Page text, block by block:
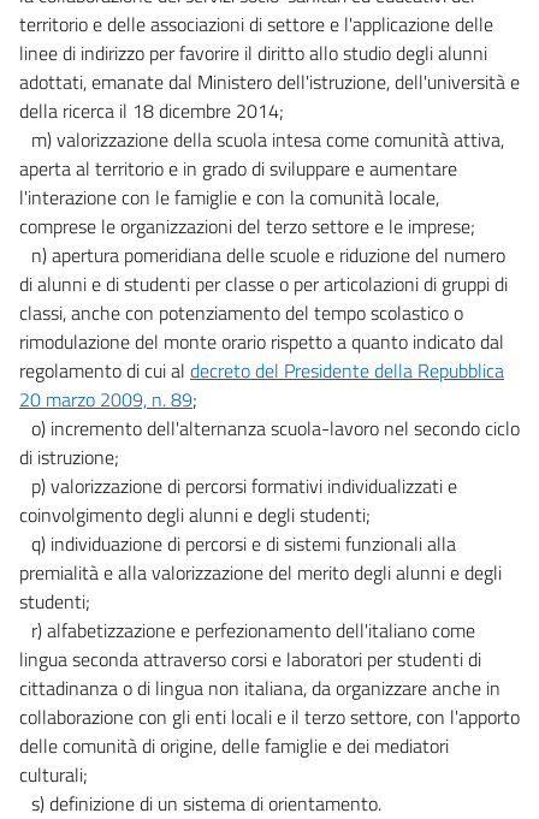
territorio e delle associazioni di settore e l'applicazione delle
linee di indirizzo per favorire il diritto allo studio degli alunni
adottati, emanate dal Ministero dell'istruzione, dell'università e
della ricerca il 18 dicembre 2014;
m) valorizzazione della scuola intesa come comunità attiva,
aperta al territorio e in grado di sviluppare e aumentare
l'interazione con le famiglie e con la comunità locale,
comprese le organizzazioni del terzo settore e le imprese;
n) apertura pomeridiana delle scuole e riduzione del numero
di alunni e di studenti per classe o per articolazioni di gruppi di
classi, anche con potenziamento del tempo scolastico o
rimodulazione del monte orario rispetto a quanto indicato dal
regolamento di cui al decreto del Presidente della Repubblica
20 marzo 2009, n. 89;
o) incremento dell'alternanza scuola-lavoro nel secondo ciclo
di istruzione;
p) valorizzazione di percorsi formativi individualizzati e
coinvolgimento degli alunni e degli studenti;
q) individuazione di percorsi e di sistemi funzionali alla
premialità e alla valorizzazione del merito degli alunni e degli
studenti;
r) alfabetizzazione e perfezionamento dell'italiano come
lingua seconda attraverso corsi e laboratori per studenti di
cittadinanza o di lingua non italiana, da organizzare anche in
collaborazione con gli enti locali e il terzo settore, con l'apporto
delle comunità di origine, delle famiglie e dei mediatori
culturali;
s) definizione di un sistema di orientamento.